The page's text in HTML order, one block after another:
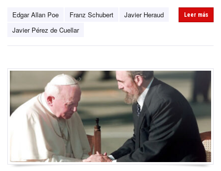
Edgar Allan Poe Franz Schubert
Javier Heraud
Javier Pérez de Cuellar
Leer más